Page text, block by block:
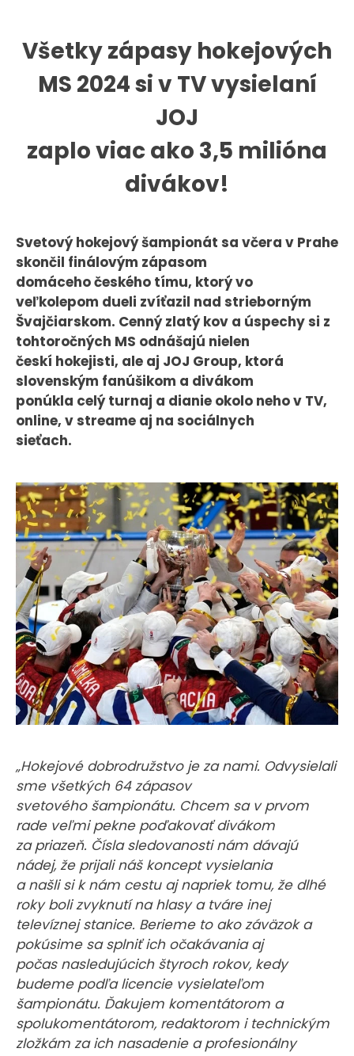
Všetky zápasy hokejových
MS 2024 si v TV vysielaní
JOJ
zaplo viac ako 3,5 milióna
divákov!
Svetový hokejový šampionát sa včera v Prahe
skončil finálovým zápasom
domáceho českého tímu, ktorý vo
veľkolepom dueli zvíťazil nad strieborným
Švajčiarskom. Cenný zlatý kov a úspechy si z
tohtoročných MS odnášajú nielen
českí hokejisti, ale aj JOJ Group, ktorá
slovenským fanúšikom a divákom
ponúkla celý turnaj a dianie okolo neho v TV,
online, v streame aj na sociálnych
sieťach.
„Hokejové dobrodružstvo je za nami. Odvysielali
sme všetkých 64 zápasov
svetového šampionátu. Chcem sa v prvom
rade veľmi pekne poďakovať divákom
za priazeň. Čísla sledovanosti nám dávajú
nádej, že prijali náš koncept vysielania
a našli si k nám cestu aj napriek tomu, že dlhé
roky boli zvyknutí na hlasy a tváre inej
televíznej stanice. Berieme to ako záväzok a
pokúsime sa splniť ich očakávania aj
počas nasledujúcich štyroch rokov, kedy
budeme podľa licencie vysielateľom
šampionátu. Ďakujem komentátorom a
spolukomentátorom, redaktorom i technickým
zložkám za ich nasadenie a profesionálny